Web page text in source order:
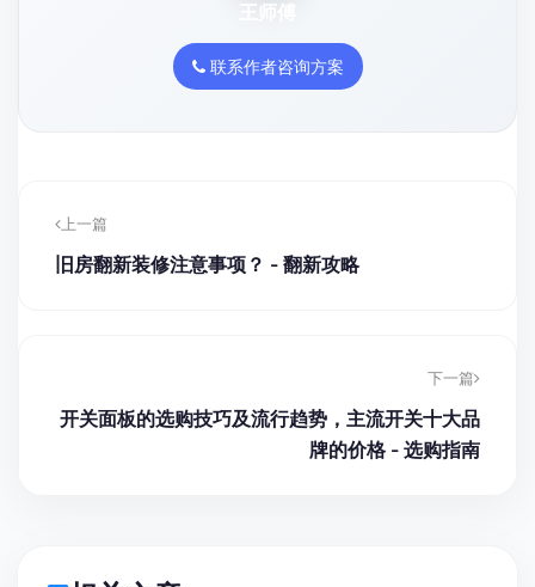
王师傅
联系作者咨询方案
上一篇
旧房翻新装修注意事项？ - 翻新攻略
下一篇
开关面板的选购技巧及流行趋势，主流开关十大品
牌的价格 - 选购指南